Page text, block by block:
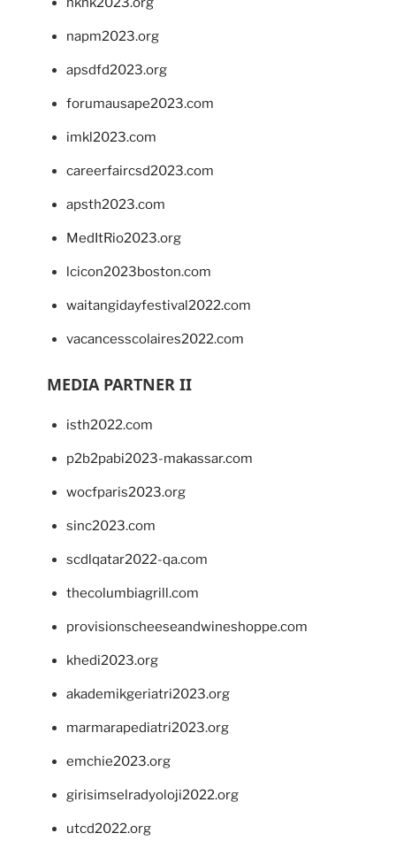
napm2023.org
apsdfd2023.org
forumausape2023.com
imkl2023.com
careerfaircsd2023.com
apsth2023.com
MedItRio2023.org
lcicon2023boston.com
waitangidayfestival2022.com
vacancesscolaires2022.com
MEDIA PARTNER II
isth2022.com
p2b2pabi2023-makassar.com
wocfparis2023.org
sinc2023.com
scdlqatar2022-qa.com
thecolumbiagrill.com
provisionscheeseandwineshoppe.com
khedi2023.org
akademikgeriatri2023.org
marmarapediatri2023.org
emchie2023.org
girisimselradyoloji2022.org
utcd2022.org